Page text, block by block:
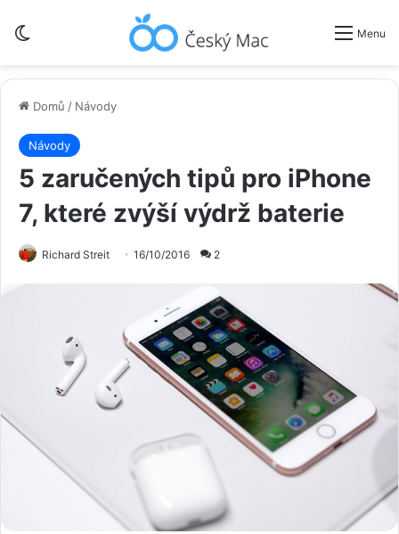
Menu
Domů / Návody
Návody
5 zaručených tipů pro iPhone
7, které zvýší výdrž baterie
Richard Streit 16/10/2016 2